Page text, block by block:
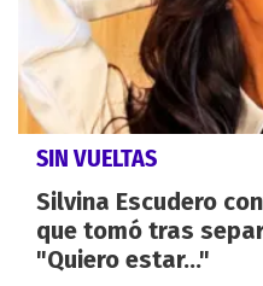
SIN VUELTAS
Silvina Escudero
que tomó tras
"Quiero estar..."